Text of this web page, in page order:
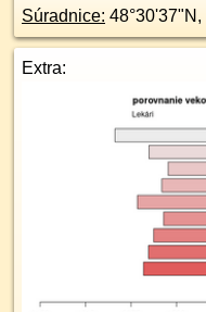
Súradnice: 48°30'37"N ,
Extra: